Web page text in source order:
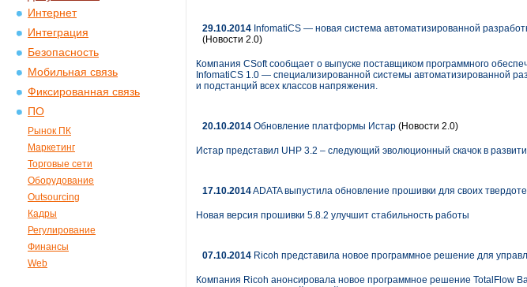
Интернет
Интеграция
Безопасность
Мобильная связь
Фиксированная связь
ПО
Рынок ПК
Маркетинг
Торговые сети
Оборудование
Outsourcing
Кадры
Регулирование
Финансы
Web
29.10.2014 InfomatiCS — новая система автоматизированной
(Новости 2.0)
Компания CSoft сообщает о выпуске поставщиком программного
InfomatiCS 1.0 — специализированной системы автоматизированной
и подстанций всех классов напряжения.
20.10.2014 Обновление платформы Истар (Новости 2.0)
Истар представил UHP 3.2 – следующий эволюционный скачок в
17.10.2014ADATA выпустила обновление прошивки для своих
Новая версия прошивки 5.8.2 улучшит стабильность работы
07.10.2014 Ricoh представила новое программное решение для
Компания Ricoh анонсировала новое программное решение TotalFlow